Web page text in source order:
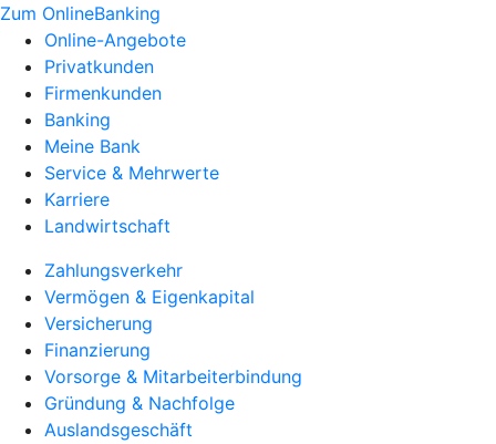
Zum OnlineBanking
Online-Angebote
Privatkunden
Firmenkunden
Banking
Meine Bank
Service & Mehrwerte
Karriere
Landwirtschaft
Zahlungsverkehr
Vermögen & Eigenkapital
Versicherung
Finanzierung
Vorsorge & Mitarbeiterbindung
Gründung & Nachfolge
Auslandsgeschäft